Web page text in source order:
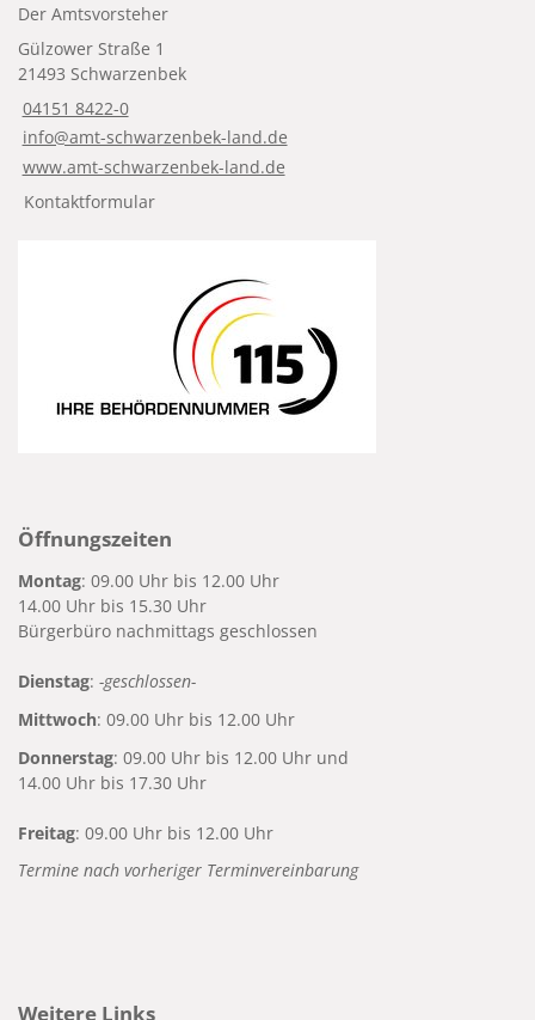
Der Amtsvorsteher
Gülzower Straße 1
21493 Schwarzenbek
04151 8422-0
info@amt-schwarzenbek-land.de
www.amt-schwarzenbek-land.de
Kontaktformular
Öffnungszeiten
Montag: 09.00 Uhr bis 12.00 Uhr
14.00 Uhr bis 15.30 Uhr
Bürgerbüro nachmittags geschlossen
Dienstag: -geschlossen-
Mittwoch: 09.00 Uhr bis 12.00 Uhr
Donnerstag: 09.00 Uhr bis 12.00 Uhr und
14.00 Uhr bis 17.30 Uhr
Freitag: 09.00 Uhr bis 12.00 Uhr
Termine nach vorheriger Terminvereinbarung
Weitere Links